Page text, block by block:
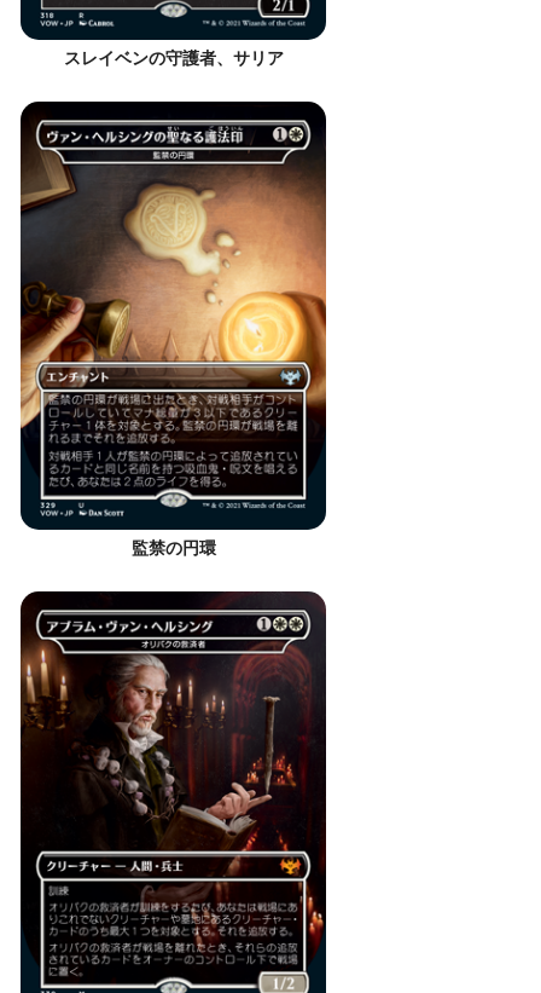
スレイベンの守護者、サリア
監禁の円環